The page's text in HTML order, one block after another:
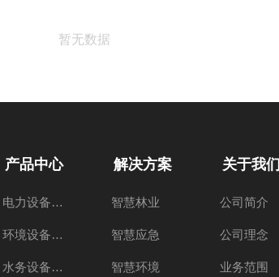
暂无数据
产品中心
电力设备产品
环境设备产品
水务设备产品
解决方案
智慧林业
智慧应急
智慧环境
关于我们
公司简介
公司理念
业务范围